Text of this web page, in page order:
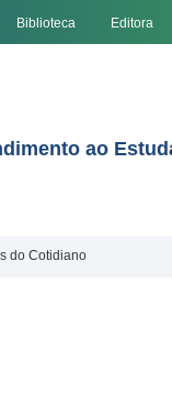
Biblioteca Editora
ao
do Cotidiano